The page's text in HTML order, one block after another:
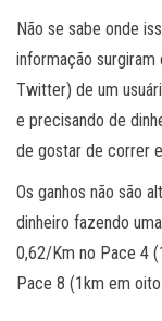
Não se sabe onde
informação surgiram
Twitter) de um
e precisando de
de gostar de correr
Os ganhos não são
dinheiro fazendo
0,62/Km no Pace 4
Pace 8 (1km em